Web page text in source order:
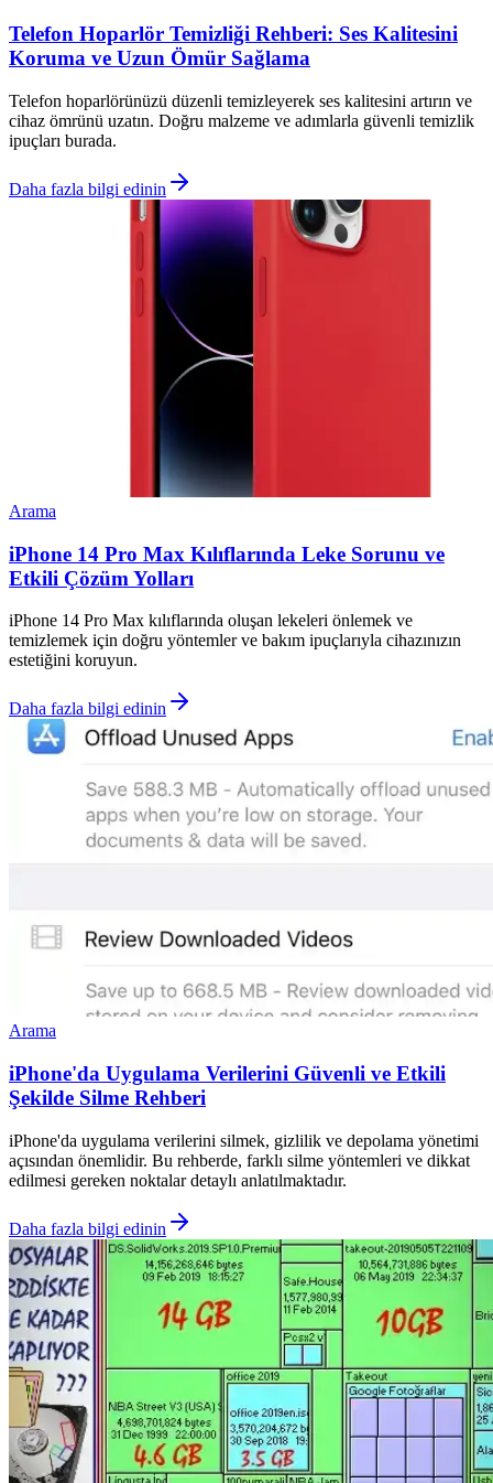
Telefon Hoparlör Temizliği Rehberi: Ses Kalitesini
Koruma ve Uzun Ömür Sağlama
Telefon hoparlörünüzü düzenli temizleyerek ses kalitesini artırın ve
cihaz ömrünü uzatın. Doğru malzeme ve adımlarla güvenli temizlik
ipuçları burada.
Daha fazla bilgi edinin
Arama
iPhone 14 Pro Max Kılıflarında Leke Sorunu ve
Etkili Çözüm Yolları
iPhone 14 Pro Max kılıflarında oluşan lekeleri önlemek ve
temizlemek için doğru yöntemler ve bakım ipuçlarıyla cihazınızın
estetiğini koruyun.
Daha fazla bilgi edinin
Arama
iPhone'da Uygulama Verilerini Güvenli ve Etkili
Şekilde Silme Rehberi
iPhone'da uygulama verilerini silmek, gizlilik ve depolama yönetimi
açısından önemlidir. Bu rehberde, farklı silme yöntemleri ve dikkat
edilmesi gereken noktalar detaylı anlatılmaktadır.
Daha fazla bilgi edinin